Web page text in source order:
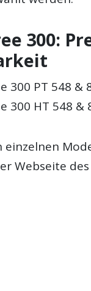
300:
300 PT 548 &
300 HT 548 &
einzelnen
Webseite